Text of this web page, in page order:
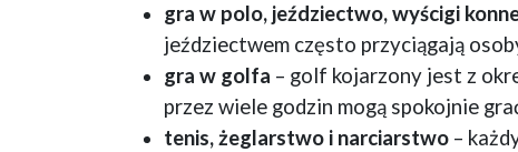
gra w polo, jeździectwo, wyścigi
jeździectwem często przyciągają
gra w golfa – golf kojarzony jest z
przez wiele godzin mogą spokojnie
tenis, żeglarstwo i narciarstwo –